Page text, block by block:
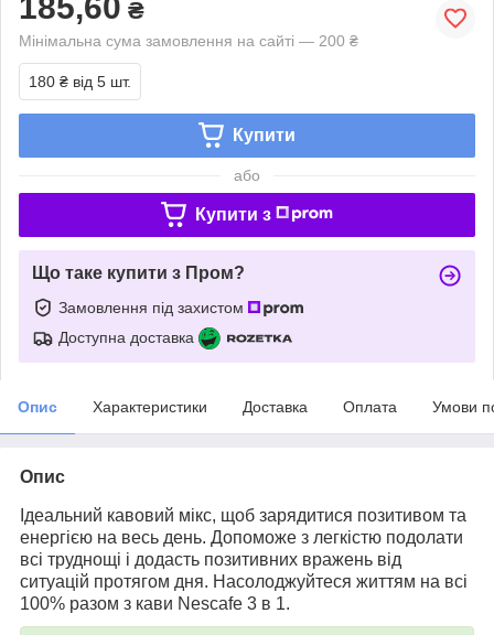
₴
Мінімальна сума замовлення на сайті — 200 ₴
180 ₴ від 5 шт.
Купити
або
Купити з
Що таке купити з Пром?
Замовлення під захистом
Доступна доставка
Опис Характеристики Доставка Оплата Умови
Опис
Ідеальний кавовий мікс, щоб зарядитися позитивом та
енергією на весь день. Допоможе з легкістю подолати
всі труднощі і додасть позитивних вражень від
ситуацій протягом дня. Насолоджуйтеся життям на всі
100% разом з кави Nescafe 3 в 1.